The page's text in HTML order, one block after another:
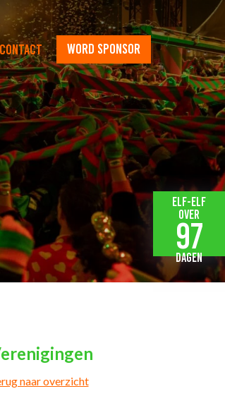
Contact word sponsor
naar overzicht
Elf-elf
over
97
dagen